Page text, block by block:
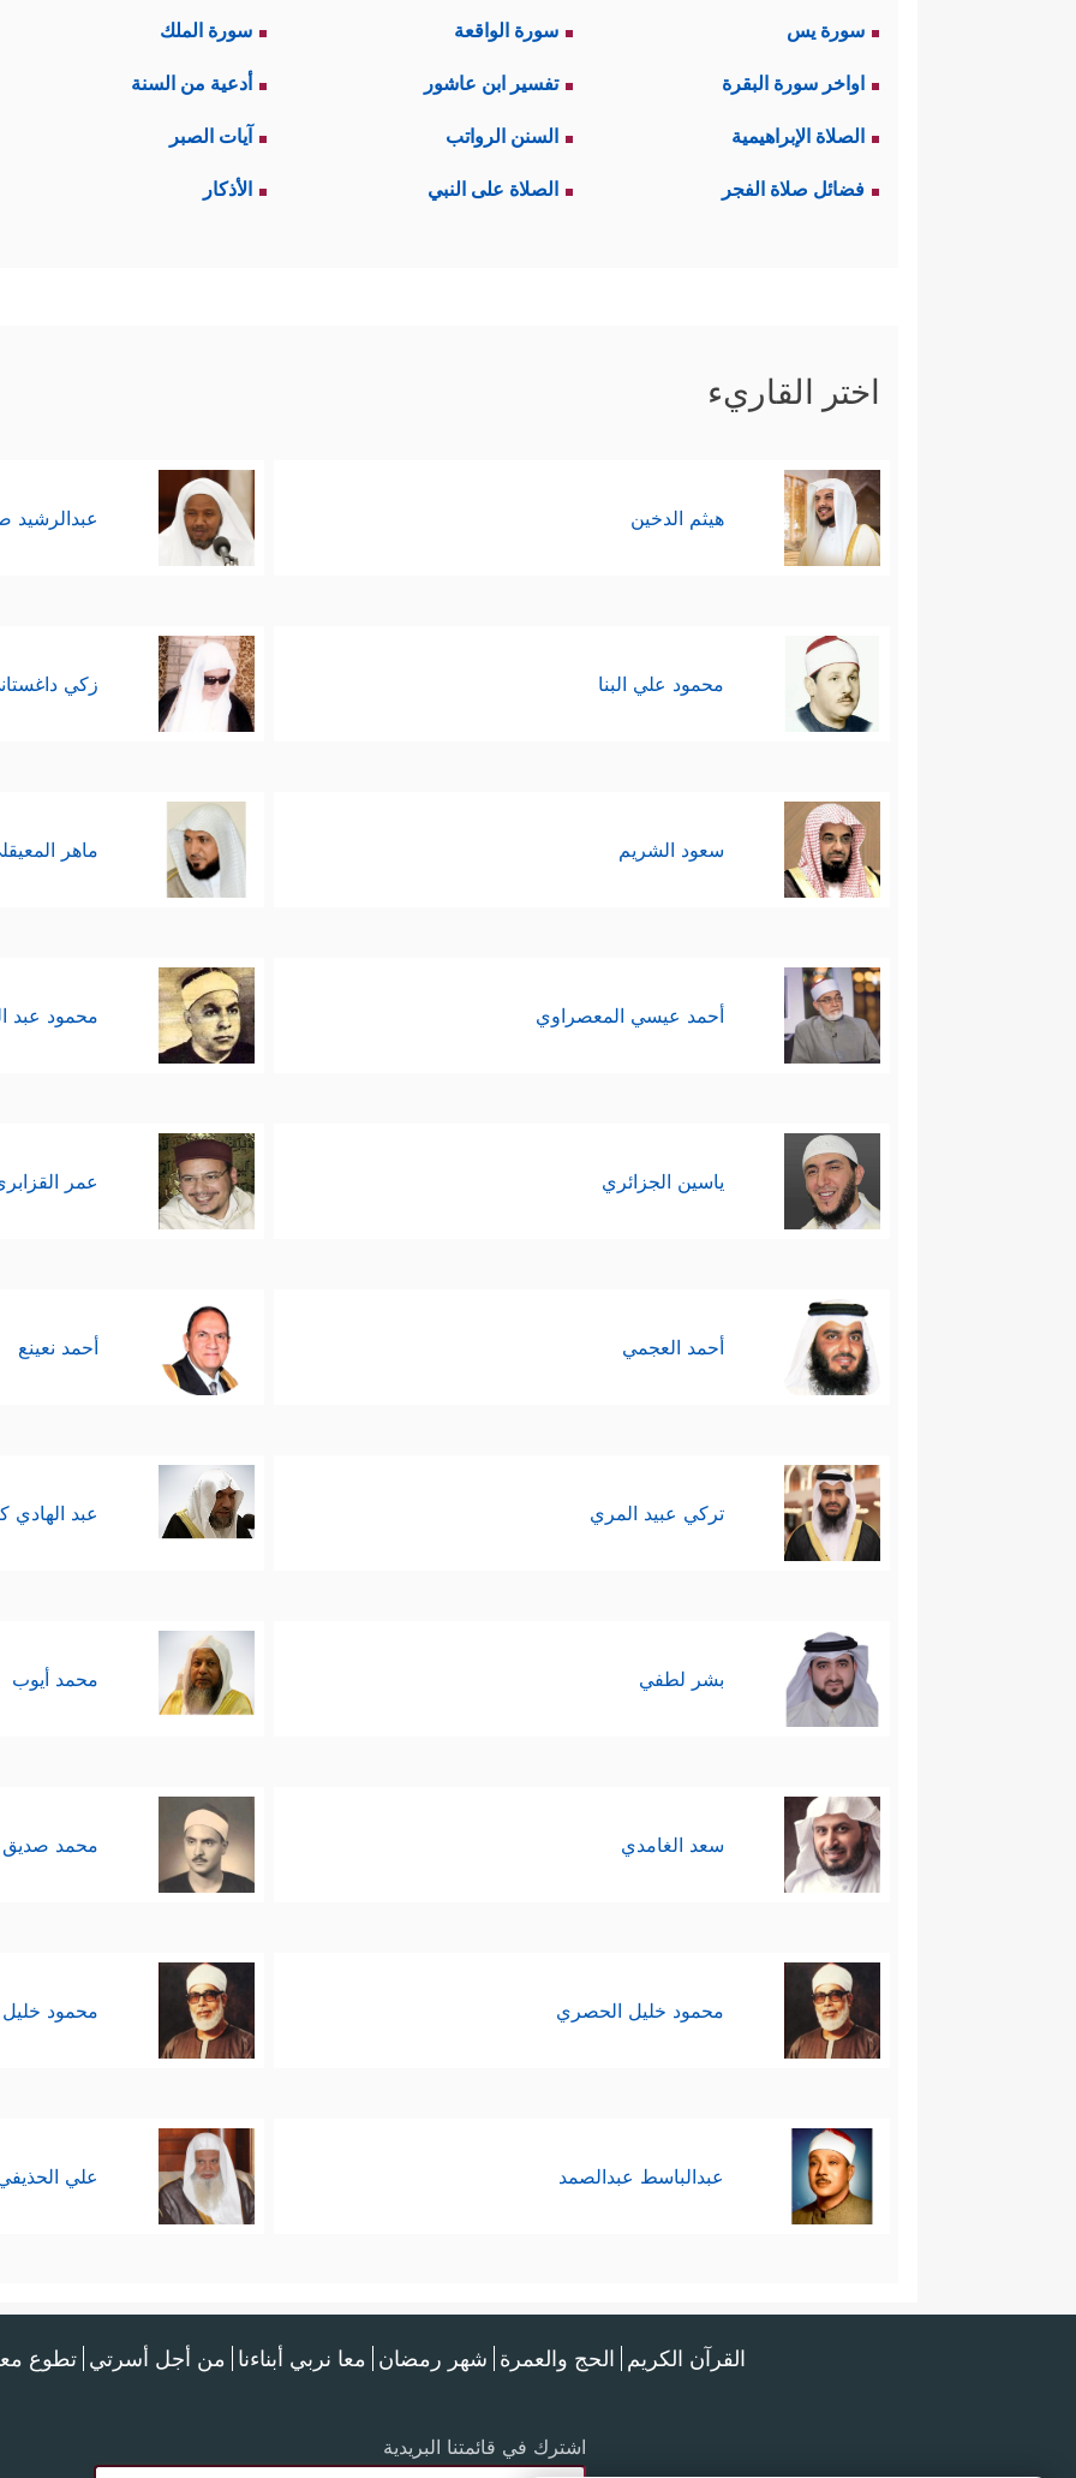
سورة يس سورة الواقعة سورة الملك
اواخر سورة البقرة تفسير ابن عاشور أدعية من السنة
الصلاة الإبراهيمية السنن الرواتب آيات الصبر
فضائل صلاة الفجر الصلاة على النبي الأذكار
اختر القاريء
هيثم الدخين عبدالرشيد
محمود علي البنا زكي
سعود الشريم ماهر
أحمد عيسي المعصراوي محمود عبد
ياسين الجزائري عمر
أحمد العجمي أحمد نعينع
تركي عبيد المري عبد الهادي
بشر لطفي محمد أيوب
سعد الغامدي محمد صديق
محمود خليل الحصري محمود
عبدالباسط عبدالصمد علي
القرآن الكريم الحج والعمرة شهر رمضان معا نربي أبناءنا من أجل أسرتي تطوع
اشترك في قائمتنا البريدية